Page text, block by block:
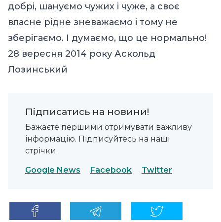
добрі, шануємо чужих і чуже, а своє
власне рідне зневажаємо і тому не
зберігаємо. І думаємо, що це нормально!
28 вересня 2014 року Аскольд
Лозинський
Підписатись на новини!
Бажаєте першими отримувати важливу
інформацію. Підписуйтесь на наші
стрічки.
Google News Facebook Twitter